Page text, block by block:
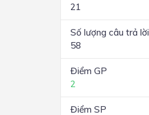
21
Số lượng câu trả lời
58
Điểm GP
2
Điểm SP